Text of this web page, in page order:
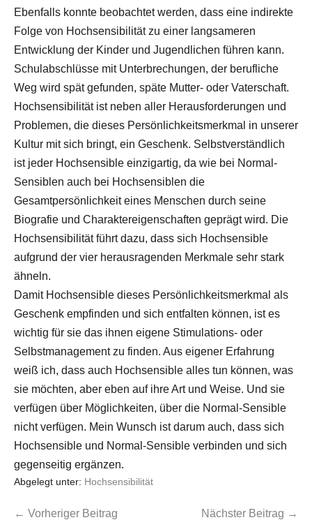
Ebenfalls konnte beobachtet werden, dass eine indirekte
Folge von Hochsensibilität zu einer langsameren
Entwicklung der Kinder und Jugendlichen führen kann.
Schulabschlüsse mit Unterbrechungen, der berufliche
Weg wird spät gefunden, späte Mutter- oder Vaterschaft.
Hochsensibilität ist neben aller Herausforderungen und
Problemen, die dieses Persönlichkeitsmerkmal in unserer
Kultur mit sich bringt, ein Geschenk. Selbstverständlich
ist jeder Hochsensible einzigartig, da wie bei Normal-
Sensiblen auch bei Hochsensiblen die
Gesamtpersönlichkeit eines Menschen durch seine
Biografie und Charaktereigenschaften geprägt wird. Die
Hochsensibilität führt dazu, dass sich Hochsensible
aufgrund der vier herausragenden Merkmale sehr stark
ähneln.
Damit Hochsensible dieses Persönlichkeitsmerkmal als
Geschenk empfinden und sich entfalten können, ist es
wichtig für sie das ihnen eigene Stimulations- oder
Selbstmanagement zu finden. Aus eigener Erfahrung
weiß ich, dass auch Hochsensible alles tun können, was
sie möchten, aber eben auf ihre Art und Weise. Und sie
verfügen über Möglichkeiten, über die Normal-Sensible
nicht verfügen. Mein Wunsch ist darum auch, dass sich
Hochsensible und Normal-Sensible verbinden und sich
gegenseitig ergänzen.
Abgelegt unter: Hochsensibilität
← Vorheriger Beitrag Nächster Beitrag →